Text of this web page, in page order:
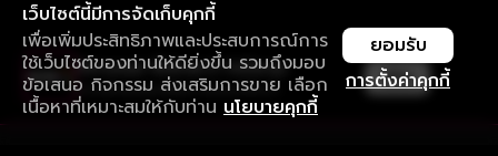
เว็บไซต์นี้มีการจัดเก็บคุกกี้
เพื่อเพิ่มประสิทธิภาพและประสบการณ์การ
ใช้เว็บไซต์ของท่านให้ดียิ่งขึ้น รวมถึงมอบ
ข้อเสนอ กิจกรรม ส่งเสริมการขาย เลือก
เนื้อหาที่เหมาะสมให้กับท่าน นโยบายคุกกี้
การตั้งค่าคุกกี้
ยอมรับ
ใช้งานแอป ลื่นไหลกว่า ไม่มีสะดุด
ดาวน์โหลดแอปเพื่อการรับชมที่ดีกว่า เปิด